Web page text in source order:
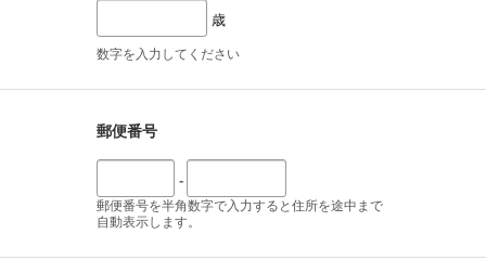
歳
数字を入力してください
郵便番号
-
郵便番号を半角数字で入力すると住所を途中まで
自動表示します。